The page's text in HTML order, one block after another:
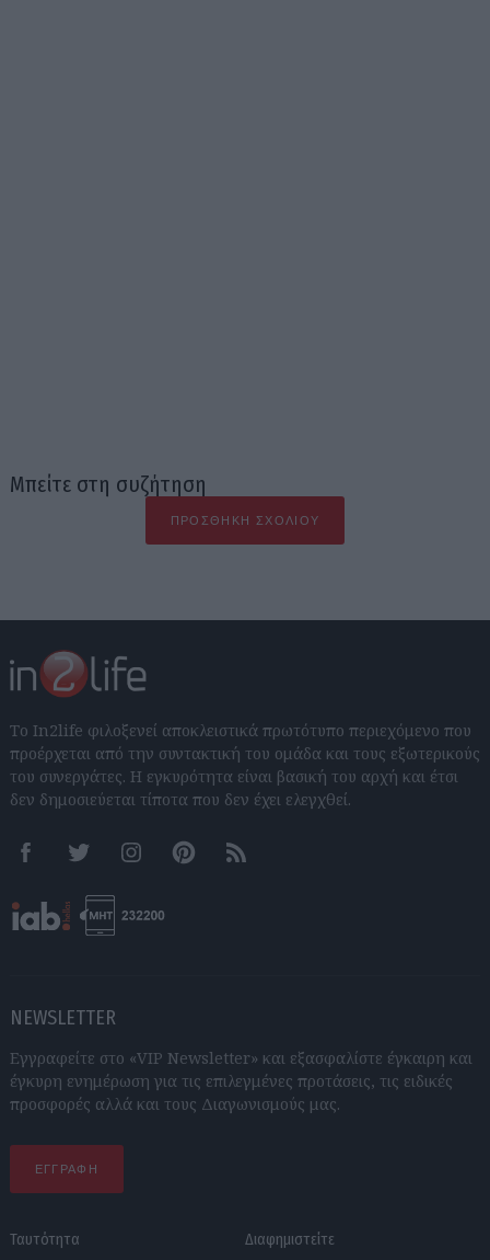
Μπείτε στη συζήτηση
ΠΡΟΣΘΉΚΗ ΣΧΟΛΊΟΥ
Το In2life φιλοξενεί αποκλειστικά πρωτότυπο περιεχόμενο που
προέρχεται από την συντακτική του ομάδα και τους εξωτερικούς
του συνεργάτες. Η εγκυρότητα είναι βασική του αρχή και έτσι
δεν δημοσιεύεται τίποτα που δεν έχει ελεγχθεί.
FacebookTwitter InstagramPinterestRSS feeds
NEWSLETTER
Εγγραφείτε στο «VIP Newsletter» και εξασφαλίστε έγκαιρη και
έγκυρη ενημέρωση για τις επιλεγμένες προτάσεις, τις ειδικές
προσφορές αλλά και τους Διαγωνισμούς μας.
ΕΓΓΡΑΦΗ
Ταυτότητα Διαφημιστείτε